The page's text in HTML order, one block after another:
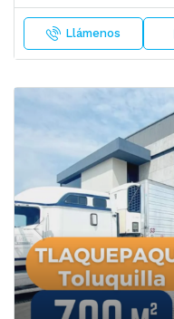
Llámenos